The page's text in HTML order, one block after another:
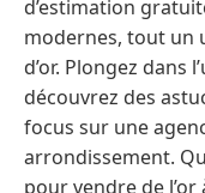
d’estimation
modernes, tout un
d’or. Plongez dans
découvrez des
focus sur une
arrondissement.
pour vendre de l’or